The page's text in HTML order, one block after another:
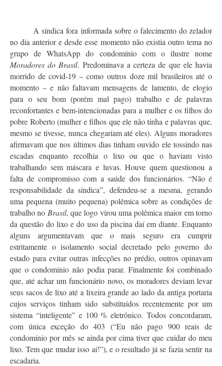
A síndica fora informada sobre o falecimento do zelador
no dia anterior e desde esse momento não existia outro tema no
grupo de WhatsApp do condomínio com o ilustre nome
Moradores do Brasil. Predominava a certeza de que ele havia
morrido de covid-19 – como outros doze mil brasileiros até o
momento – e não faltavam mensagens de lamento, de elogio
para o seu bom (porém mal pago) trabalho e de palavras
reconfortantes e bem-intencionadas para a mulher e os filhos do
pobre Roberto (mulher e filhos que ele não tinha e palavras que,
mesmo se tivesse, nunca chegariam até eles). Alguns moradores
afirmavam que nos últimos dias tinham ouvido ele tossindo nas
escadas enquanto recolhia o lixo ou que o haviam visto
trabalhando sem máscara e luvas. Houve quem questionou a
falta de compromisso com a saúde dos funcionários. “Não é
responsabilidade da síndica”, defendeu-se a mesma, gerando
uma pequena (muito pequena) polêmica sobre as condições de
trabalho no Brasil, que logo virou uma polêmica maior em torno
da questão do lixo e do uso da piscina daí em diante. Enquanto
alguns argumentavam que o mais seguro era cumprir
estritamente o isolamento social decretado pelo governo do
estado para evitar outras infecções no prédio, outros opinavam
que o condomínio não podia parar. Finalmente foi combinado
que, até achar um funcionário novo, os moradores deviam levar
seus sacos de lixo até a lixeira grande ao lado da antiga portaria
cujos serviços tinham sido substituídos recentemente por um
sistema “inteligente” e 100 % eletrônico. Todos concordaram,
com única exceção do 403 (“Eu não pago 900 reais de
condomínio por mês se ainda por cima tiver que cuidar do meu
lixo. Tem que mudar isso aí!”), e o resultado já se fazia sentir na
escadaria.